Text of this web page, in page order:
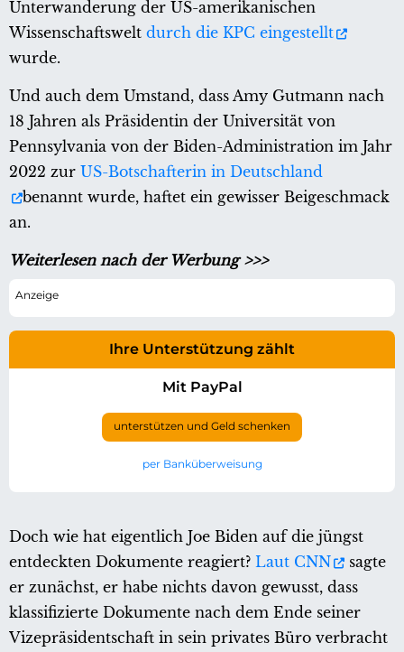
Unterwanderung der US-amerikanischen
Wissenschaftswelt durch die KPC eingestellt
wurde.
Und auch dem Umstand, dass Amy Gutmann nach
18 Jahren als Präsidentin der Universität von
Pennsylvania von der Biden-Administration im Jahr
2022 zur US-Botschafterin in Deutschland
benannt wurde, haftet ein gewisser Beigeschmack
an.
Weiterlesen nach der Werbung >>>
Ihre Unterstützung zählt
Mit PayPal
unterstützen und Geld schenken
per Banküberweisung
Doch wie hat eigentlich Joe Biden auf die jüngst
entdeckten Dokumente reagiert? Laut CNN
sagte
er zunächst, er habe nichts davon gewusst, dass
klassifizierte Dokumente nach dem Ende seiner
Vizepräsidentschaft in sein privates Büro verbracht